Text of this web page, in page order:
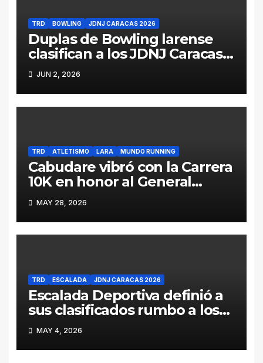
TRD BOWLING JDNJ CARACAS 2026
Duplas de Bowling larense
clasifican a los JDNJ Caracas
2026
JUN 2, 2026
TRD ATLETISMO LARA MUNDO RUNNING
Cabudare vibró con la Carrera
10K en honor al General
Jacinto Lara (Galería y
Resultados)
MAY 28, 2026
TRD ESCALADA JDNJ CARACAS 2026
Escalada Deportiva definió a
sus clasificados rumbo a los
Juegos Deportivos
Nacionales Juveniles Caracas
2026
MAY 4, 2026